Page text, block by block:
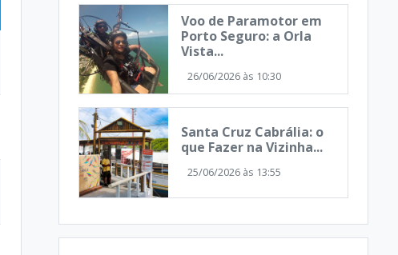
Voo de Paramotor em
Porto Seguro: a Orla
Vista...
26/06/2026 às 10:30
Santa Cruz Cabrália: o
que Fazer na Vizinha...
25/06/2026 às 13:55